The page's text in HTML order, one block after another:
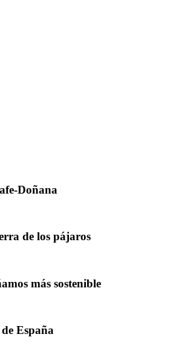
Doñana
de los pájaros
más sostenible
España